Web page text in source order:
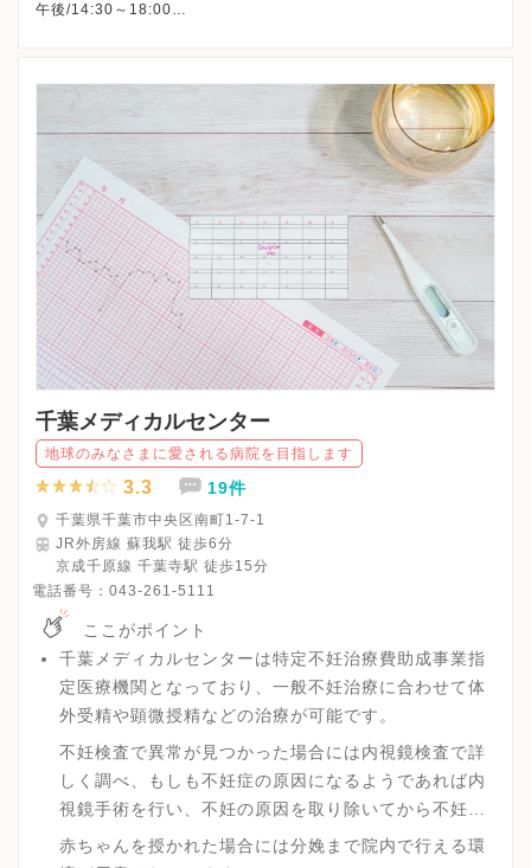
午後/14:30～18:00
千葉メディカルセンター
地球のみなさまに愛される病院を目指します
3.3 19件
千葉県千葉市中央区南町1-7-1
JR外房線 蘇我駅 徒歩6分
京成千原線 千葉寺駅 徒歩15分
電話番号： 043-261-5111
ここがポイント
千葉メディカルセンターは特定不妊治療費助成事業指
定医療機関となっており、一般不妊治療に合わせて体
外受精や顕微授精などの治療が可能です。
不妊検査で異常が見つかった場合には内視鏡検査で詳
しく調べ、もしも不妊症の原因になるようであれば内
視鏡手術を行い、不妊の原因を取り除いてから不妊治
療が行えます。
赤ちゃんを授かれた場合には分娩まで院内で行える環